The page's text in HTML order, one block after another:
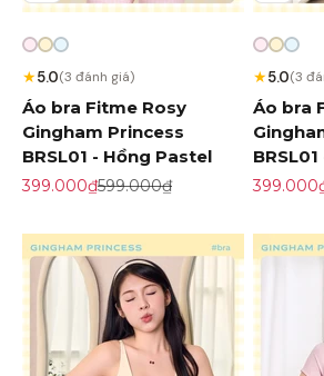
★5.0(3 đánh giá)
Áo bra Fitme Rosy
Gingham Princess
BRSL01 - Hồng Pastel
Giá khuyến mãi
399.000₫Giá gốc
599.000₫
★5.0(3
Áo bra
Giá